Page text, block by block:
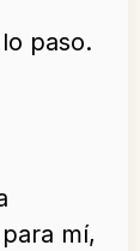
paso.
mí,